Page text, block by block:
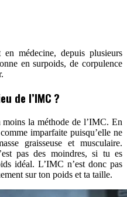
en médecine, depuis plusieurs
en surpoids, de corpulence
de l’IMC ?
la méthode de l’IMC. En
imparfaite puisqu’elle ne
graisseuse et musculaire.
pas des moindres, si tu es
idéal. L’IMC n’est donc pas
sur ton poids et ta taille.